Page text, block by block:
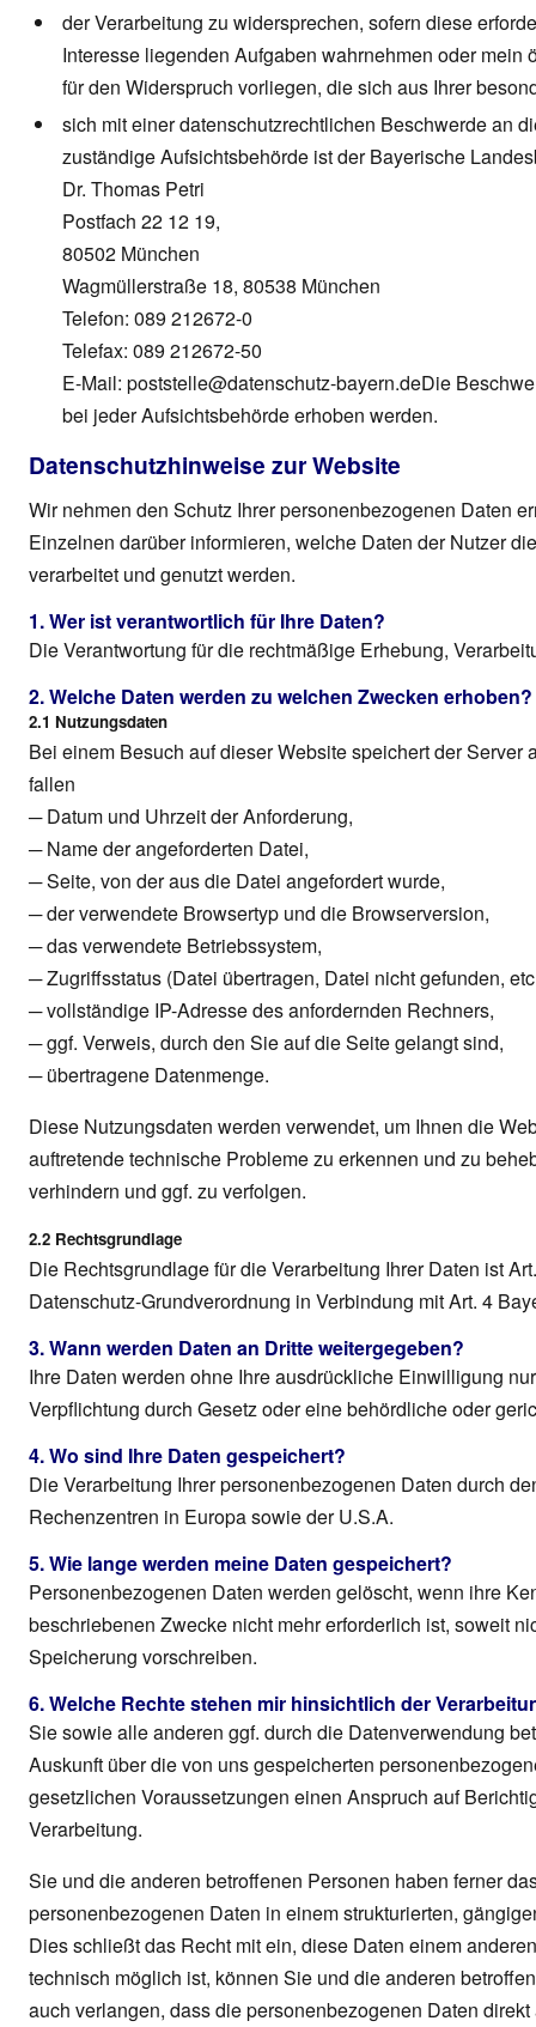
der Verarbeitung zu widersprechen, sofern diese
Interesse liegenden Aufgaben wahrnehmen oder
für den Widerspruch vorliegen, die sich aus Ihrer
sich mit einer datenschutzrechtlichen Beschwerde an
zuständige Aufsichtsbehörde ist der Bayerische
Dr. Thomas Petri
Postfach 22 12 19,
80502 München
Wagmüllerstraße 18, 80538 München
Telefon: 089 212672-0
Telefax: 089 212672-50
E-Mail: poststelle@datenschutz-bayern.deDie
bei jeder Aufsichtsbehörde erhoben werden.
Datenschutzhinweise zur Website
Wir nehmen den Schutz Ihrer personenbezogenen Daten
Einzelnen darüber informieren, welche Daten der Nutzer
verarbeitet und genutzt werden.
1. Wer ist verantwortlich für Ihre Daten?
Die Verantwortung für die rechtmäßige Erhebung,
2. Welche Daten werden zu welchen Zwecken erhoben?
2.1 Nutzungsdaten
Bei einem Besuch auf dieser Website speichert der
fallen
─ Datum und Uhrzeit der Anforderung,
─ Name der angeforderten Datei,
─ Seite, von der aus die Datei angefordert wurde,
─ der verwendete Browsertyp und die Browserversion,
─ das verwendete Betriebssystem,
─ Zugriffsstatus (Datei übertragen, Datei nicht gefunden,
─ vollständige IP-Adresse des anfordernden Rechners,
─ ggf. Verweis, durch den Sie auf die Seite gelangt sind,
─ übertragene Datenmenge.
Diese Nutzungsdaten werden verwendet, um Ihnen die
auftretende technische Probleme zu erkennen und zu
verhindern und ggf. zu verfolgen.
2.2 Rechtsgrundlage
Die Rechtsgrundlage für die Verarbeitung Ihrer Daten ist
Datenschutz-Grundverordnung in Verbindung mit Art. 4
3. Wann werden Daten an Dritte weitergegeben?
Ihre Daten werden ohne Ihre ausdrückliche Einwilligung
Verpflichtung durch Gesetz oder eine behördliche oder
4. Wo sind Ihre Daten gespeichert?
Die Verarbeitung Ihrer personenbezogenen Daten durch
Rechenzentren in Europa sowie der U.S.A.
5. Wie lange werden meine Daten gespeichert?
Personenbezogenen Daten werden gelöscht, wenn ihre
beschriebenen Zwecke nicht mehr erforderlich ist, soweit
Speicherung vorschreiben.
6. Welche Rechte stehen mir hinsichtlich der
Sie sowie alle anderen ggf. durch die Datenverwendung
Auskunft über die von uns gespeicherten
gesetzlichen Voraussetzungen einen Anspruch auf
Verarbeitung.
Sie und die anderen betroffenen Personen haben ferner
personenbezogenen Daten in einem strukturierten,
Dies schließt das Recht mit ein, diese Daten einem
technisch möglich ist, können Sie und die anderen
auch verlangen, dass die personenbezogenen Daten